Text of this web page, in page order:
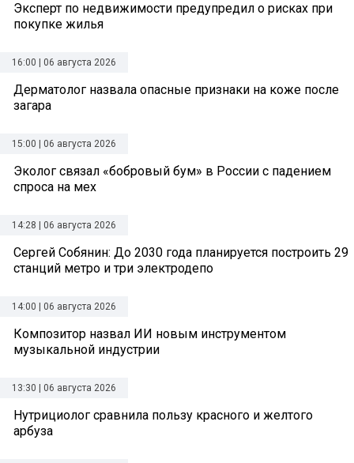
Эксперт по недвижимости предупредил о рисках при
покупке жилья
16:00 | 06 августа 2026
Дерматолог назвала опасные признаки на коже после
загара
15:00 | 06 августа 2026
Эколог связал «бобровый бум» в России с падением
спроса на мех
14:28 | 06 августа 2026
Сергей Собянин: До 2030 года планируется построить 29
станций метро и три электродепо
14:00 | 06 августа 2026
Композитор назвал ИИ новым инструментом
музыкальной индустрии
13:30 | 06 августа 2026
Нутрициолог сравнила пользу красного и желтого
арбуза